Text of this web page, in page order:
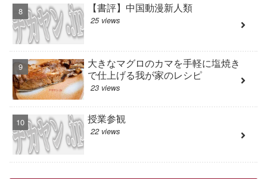
【書評】中国動漫新人類
25 views
大きなマグロのカマを手軽に塩焼き
で仕上げる我が家のレシピ
23 views
授業参観
22 views